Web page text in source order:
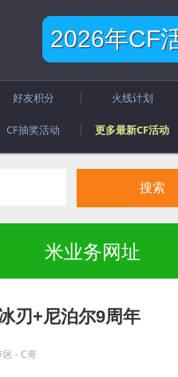
2026年CF
好友积分 火线计划
CF抽奖活动 更多最新CF活动
米业务网址
刃+尼泊尔9周年
区 - C哥